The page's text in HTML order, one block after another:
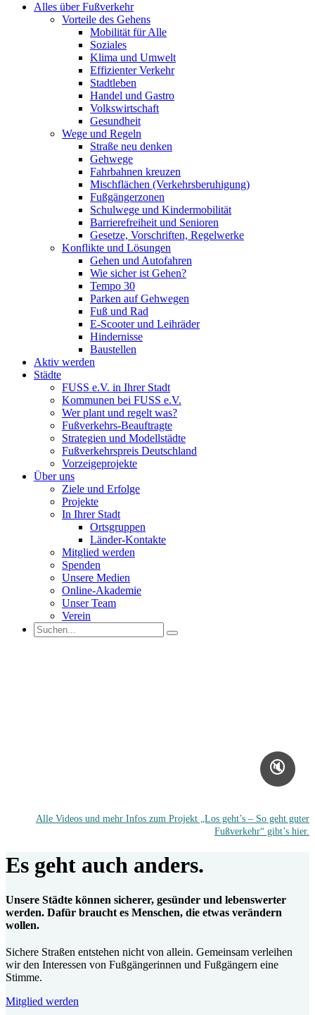
Alles über Fußverkehr
Vorteile des Gehens
Mobilität für Alle
Soziales
Klima und Umwelt
Effizienter Verkehr
Stadtleben
Handel und Gastro
Volkswirtschaft
Gesundheit
Wege und Regeln
Straße neu denken
Gehwege
Fahrbahnen kreuzen
Mischflächen (Verkehrsberuhigung)
Fußgängerzonen
Schulwege und Kindermobilität
Barrierefreiheit und Senioren
Gesetze, Vorschriften, Regelwerke
Konflikte und Lösungen
Gehen und Autofahren
Wie sicher ist Gehen?
Tempo 30
Parken auf Gehwegen
Fuß und Rad
E-Scooter und Leihräder
Hindernisse
Baustellen
Aktiv werden
Städte
FUSS e.V. in Ihrer Stadt
Kommunen bei FUSS e.V.
Wer plant und regelt was?
Fußverkehrs-Beauftragte
Strategien und Modellstädte
Fußverkehrspreis Deutschland
Vorzeigeprojekte
Über uns
Ziele und Erfolge
Projekte
In Ihrer Stadt
Ortsgruppen
Länder-Kontakte
Mitglied werden
Spenden
Unsere Medien
Online-Akademie
Unser Team
Verein
🔇
Alle Videos und mehr Infos zum Projekt „Los geht’s – So geht guter
Fußverkehr“ gibt’s hier.
Es geht auch anders.
Unsere Städte können sicherer, gesünder und lebenswerter
werden. Dafür braucht es Menschen, die etwas verändern
wollen.
Sichere Straßen entstehen nicht von allein. Gemeinsam verleihen
wir den Interessen von Fußgängerinnen und Fußgängern eine
Stimme.
Mitglied werden